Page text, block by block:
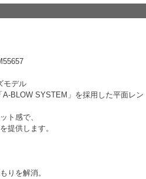
モデル
BLOW SYSTEM」を採用した平面レン
ト感で、
提供します。
りを解消。